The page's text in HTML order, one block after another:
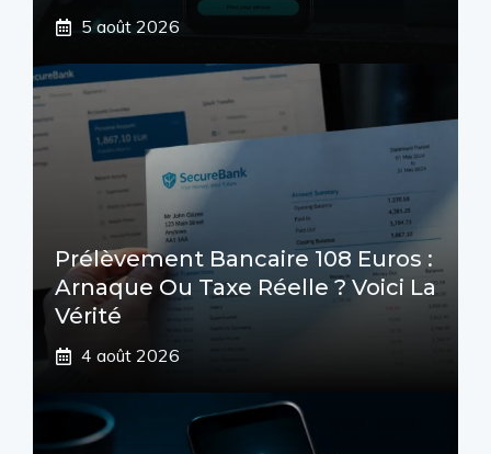
5 août 2026
Prélèvement Bancaire 108 Euros :
Arnaque Ou Taxe Réelle ? Voici La
Vérité
4 août 2026